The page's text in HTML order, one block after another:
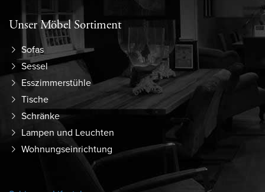
Unser Möbel Sortiment
Sofas
Sessel
Esszimmerstühle
Tische
Schränke
Lampen und Leuchten
Wohnungseinrichtung